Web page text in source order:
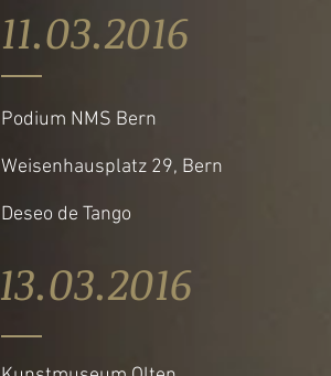
11.03.2016
Podium NMS Bern
Weisenhausplatz 29, Bern
Deseo de Tango
13.03.2016